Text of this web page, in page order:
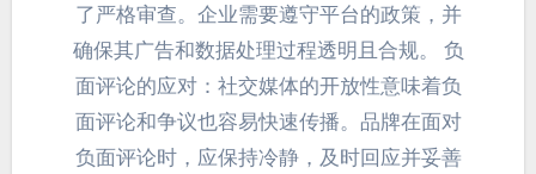
了严格审查。 企业需要遵守平台的政策 ， 并
确保其广告和数据处理过程透明且合规。 负
面评论的应对： 社交媒体的开放性意味着负
面评论和争议也容易快速传播。 品牌在面对
负面评论时， 应保持冷静， 及时回应并妥善